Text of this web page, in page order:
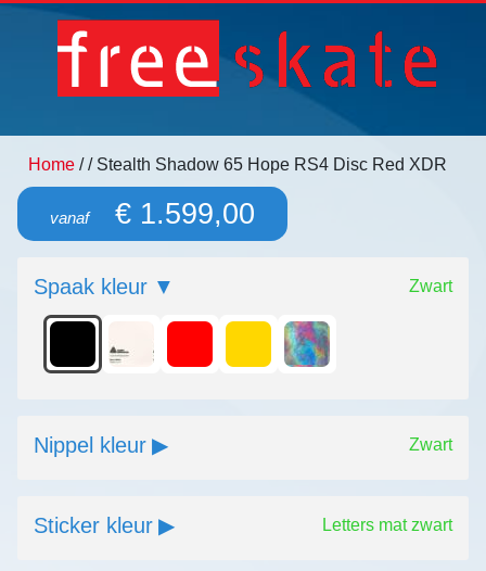
Home // Stealth Shadow 65 Hope RS4 Disc Red XDR
vanaf€ 1.599,00
Spaak kleur Zwart
Nippel kleur Zwart
Sticker kleur Letters mat zwart